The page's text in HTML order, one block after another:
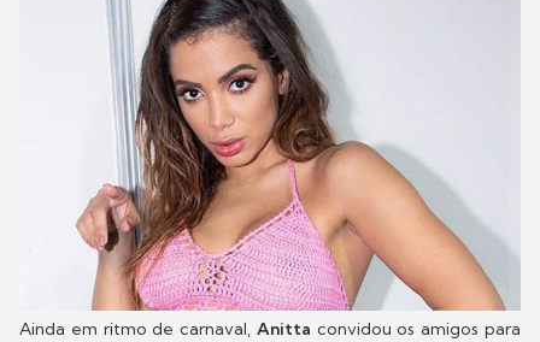
Ainda em ritmo de carnaval, Anitta convidou os amigos para